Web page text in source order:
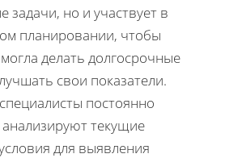
задачи, но и участвует в
планировании, чтобы
делать долгосрочные
свои показатели.
постоянно
текущие
для выявления